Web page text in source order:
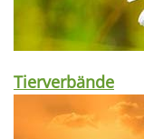
Tierverbände